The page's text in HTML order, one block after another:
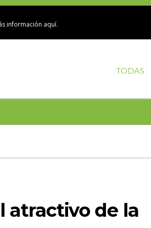
información aquí.
TODAS
atractivo de la